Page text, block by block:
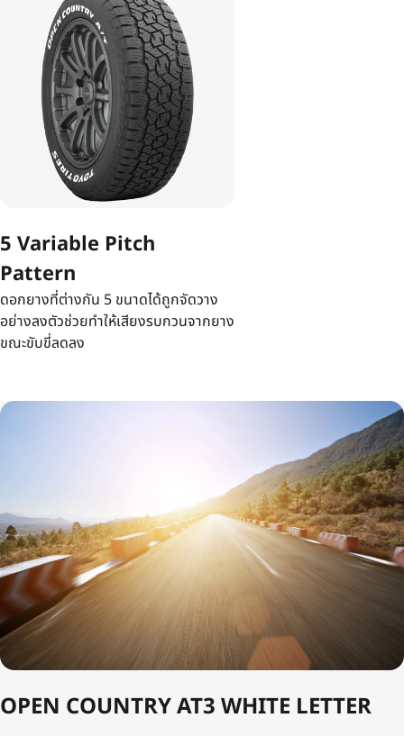
5 Variable Pitch
Pattern
ดอกยางที่ต่างกัน 5 ขนาดได้ถูกจัดวาง
อย่างลงตัวช่วยทำให้เสียงรบกวนจากยาง
ขณะขับขี่ลดลง
OPEN COUNTRY AT3 WHITE LETTER